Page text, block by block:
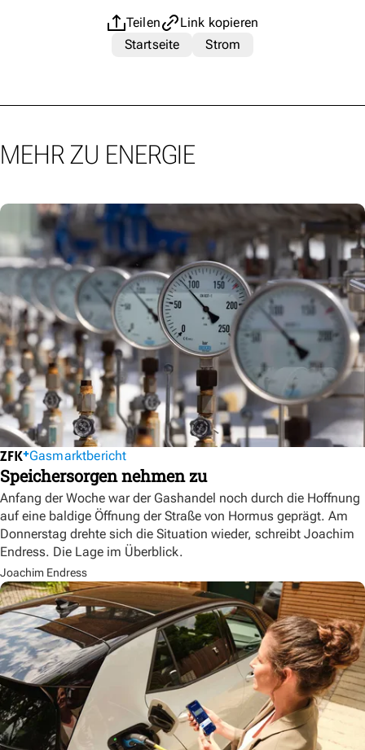
Teilen
Link kopieren
Startseite
Strom
MEHR ZU ENERGIE
Gasmarktbericht
Speichersorgen nehmen zu
Anfang der Woche war der Gashandel noch durch die Hoffnung
auf eine baldige Öffnung der Straße von Hormus geprägt. Am
Donnerstag drehte sich die Situation wieder, schreibt Joachim
Endress. Die Lage im Überblick.
Joachim Endress